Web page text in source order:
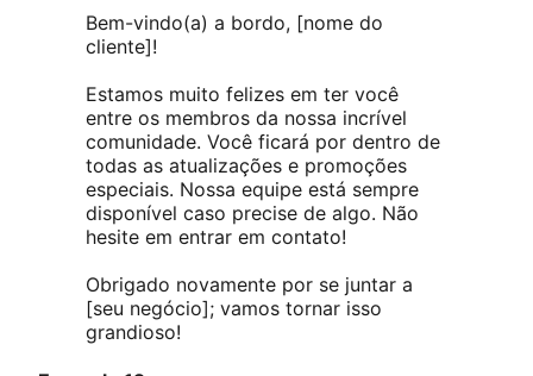
Bem-vindo(a) a bordo, [nome do
cliente]!
Estamos muito felizes em ter você
entre os membros da nossa incrível
comunidade. Você ficará por dentro de
todas as atualizações e promoções
especiais. Nossa equipe está sempre
disponível caso precise de algo. Não
hesite em entrar em contato!
Obrigado novamente por se juntar a
[seu negócio]; vamos tornar isso
grandioso!